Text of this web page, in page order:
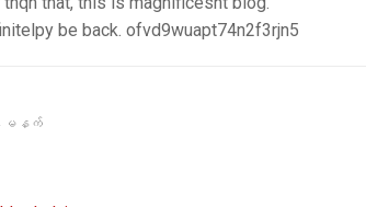
be back. ofvd9wuapt74n2f3rjn5
မနက်